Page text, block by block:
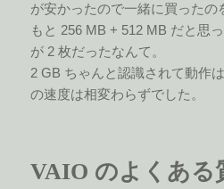
が安かったので一緒に買ったの
もと 256 MB + 512 MB だと思
が 2 枚だったなんて。
2 GB ちゃんと認識されて動作
の速度は相変わらずでした。
VAIO のよくある